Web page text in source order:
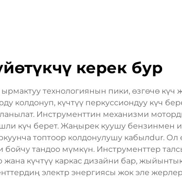
керек бур
технологиянын пики, өзгөчө күч
колдонуп, күчтүү перкуссиондуу күч
Инструменттин механизми
күч берет. Жаңырек куушу бензинмен
топтоор колдонулушу кабылdur.
тандоо мүмкүн. Инструменттер
күчтүү каркас дизайни бар,
электр энергиясы жок эле